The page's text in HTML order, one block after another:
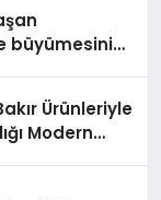
büyümesini
Ürünleriyle
Modern